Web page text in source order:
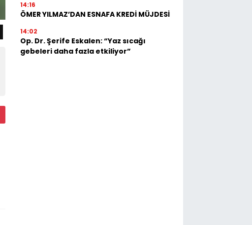
14:16
ÖMER YILMAZ’DAN ESNAFA KREDİ MÜJDESİ
14:02
Op. Dr. Şerife Eskalen: “Yaz sıcağı
gebeleri daha fazla etkiliyor”